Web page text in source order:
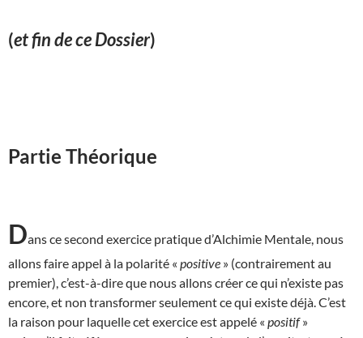
(et fin de ce Dossier)
Partie Théorique
Dans ce second exercice pratique d’Alchimie Mentale, nous
allons faire appel à la polarité « positive » (contrairement au
premier), c’est-à-dire que nous allons créer ce qui n’existe pas
encore, et non transformer seulement ce qui existe déjà. C’est
la raison pour laquelle cet exercice est appelé « positif»